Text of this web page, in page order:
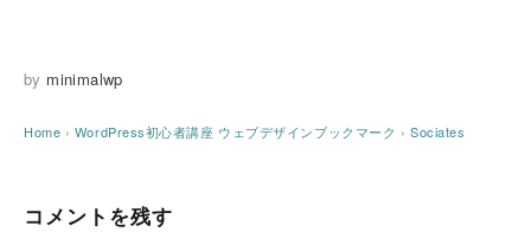
by minimalwp
Home › WordPress初心者講座 ウェブデザインブックマーク › Sociates
コメントを残す